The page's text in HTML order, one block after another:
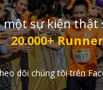
một sự kiện thật
20.000+
dõi chúng tôi trên